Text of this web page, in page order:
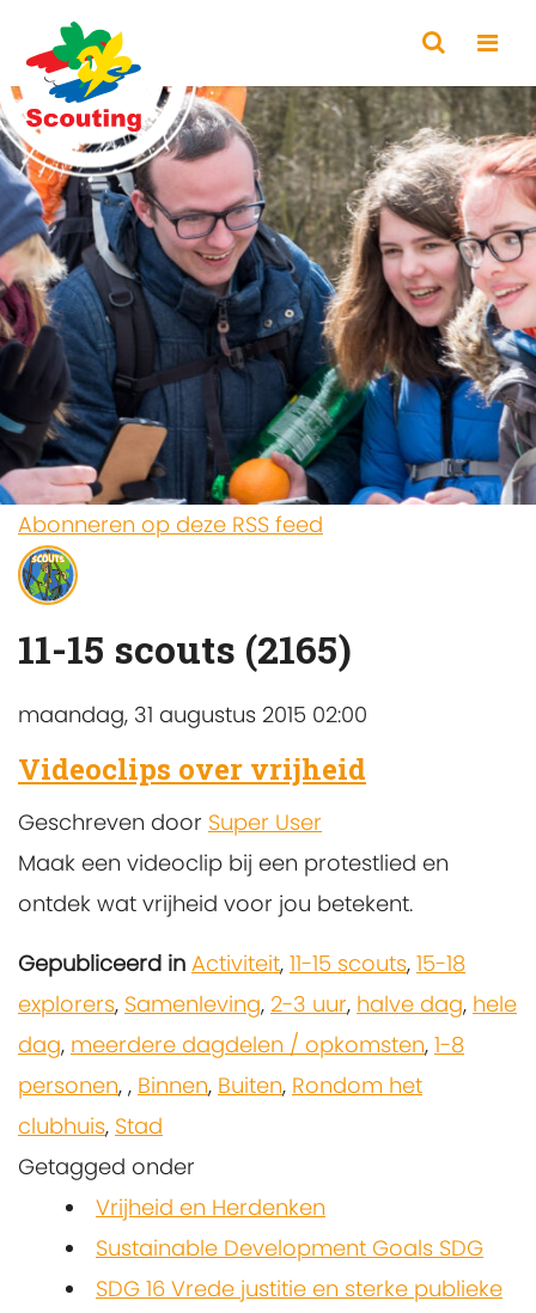
Abonneren op deze RSS feed
11-15 scouts (2165)
maandag, 31 augustus 2015 02:00
Videoclips over vrijheid
Geschreven door Super User
Maak een videoclip bij een protestlied en
ontdek wat vrijheid voor jou betekent.
Gepubliceerd in Activiteit, 11-15 scouts, 15-18
explorers, Samenleving, 2-3 uur, halve dag, hele
dag, meerdere dagdelen / opkomsten, 1-8
personen, , Binnen, Buiten, Rondom het
clubhuis, Stad
Getagged onder
Vrijheid en Herdenken
Sustainable Development Goals SDG
SDG 16 Vrede justitie en sterke publieke